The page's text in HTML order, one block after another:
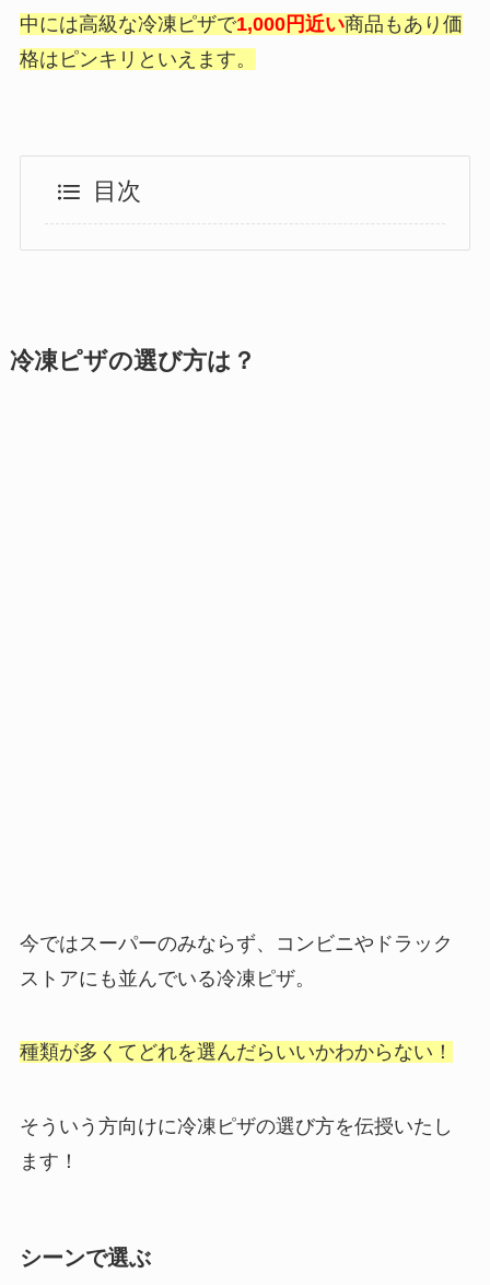
中には高級な冷凍ピザで1,000円近い商品もあり価
格はピンキリといえます。
目次
冷凍ピザの選び方は？
今ではスーパーのみならず、コンビニやドラック
ストアにも並んでいる冷凍ピザ。
種類が多くてどれを選んだらいいかわからない！
そういう方向けに冷凍ピザの選び方を伝授いたし
ます！
シーンで選ぶ